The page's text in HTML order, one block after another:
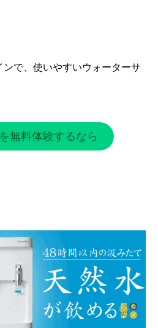
で、使いやすいウォーターサ
無料体験するなら